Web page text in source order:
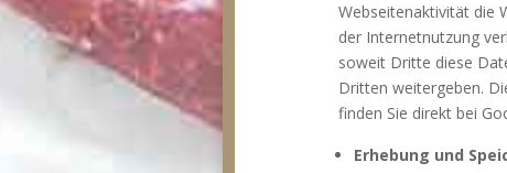
Webseitenaktivität die
der Internetnutzung
soweit Dritte diese
Dritten weitergeben.
finden Sie direkt bei
Erhebung und